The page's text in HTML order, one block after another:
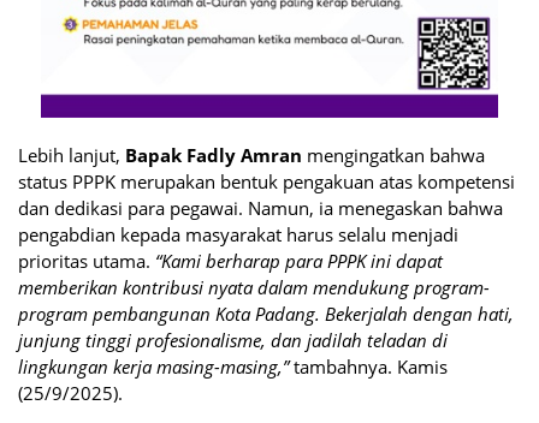
Lebih lanjut, Bapak Fadly Amran mengingatkan bahwa
status PPPK merupakan bentuk pengakuan atas kompetensi
dan dedikasi para pegawai. Namun, ia menegaskan bahwa
pengabdian kepada masyarakat harus selalu menjadi
prioritas utama. “Kami berharap para PPPK ini dapat
memberikan kontribusi nyata dalam mendukung program-
program pembangunan Kota Padang. Bekerjalah dengan hati,
junjung tinggi profesionalisme, dan jadilah teladan di
lingkungan kerja masing-masing,”tambahnya. Kamis
(25/9/2025).